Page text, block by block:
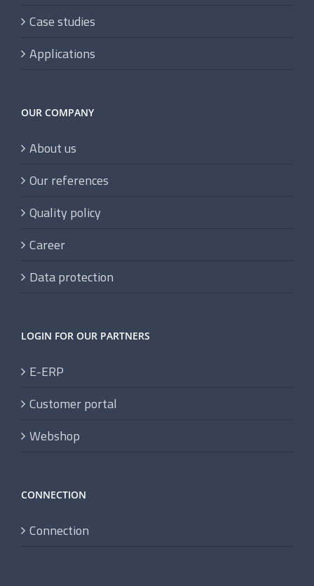
Case studies
Applications
OUR COMPANY
About us
Our references
Quality policy
Career
Data protection
LOGIN FOR OUR PARTNERS
E-ERP
Customer portal
Webshop
CONNECTION
Connection